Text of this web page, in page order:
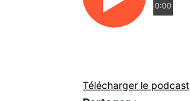
0:00
Télécharger le podcast